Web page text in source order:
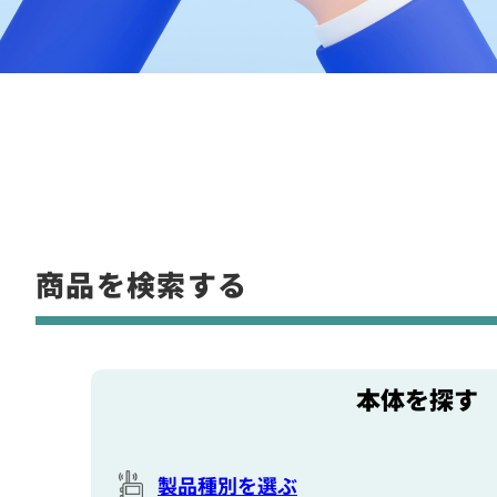
商品を検索する
本体を探す
製品種別を選ぶ